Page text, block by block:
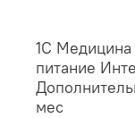
1С Медицина
питание
мес